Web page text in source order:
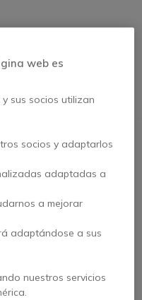
que coincida con la
EXPERTO
ayuda
EN STOCK
de telecomunicación
el mismo día
web es
sus socios utilizan
socios y adaptarlos
adaptadas a
a mejorar
adaptándose a sus
nuestros servicios